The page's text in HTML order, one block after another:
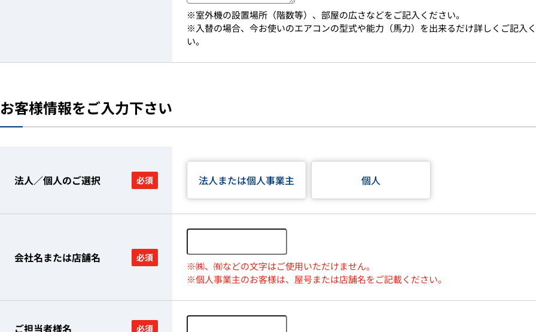
※室外機の設置場所（階数等）、部屋の広さなどをご記入ください。
※入替の場合、今お使いのエアコンの型式や能力（馬力）を出来るだけ詳しくご記入
い。
お客様情報をご入力下さい
法人／個人のご選択 必須 法人または個人事業主 個人
会社名または店舗名 必須
※㈱、㈲などの文字はご使用いただけません。
※個人事業主のお客様は、屋号または店舗名をご記載ください。
ご担当者様名 必須